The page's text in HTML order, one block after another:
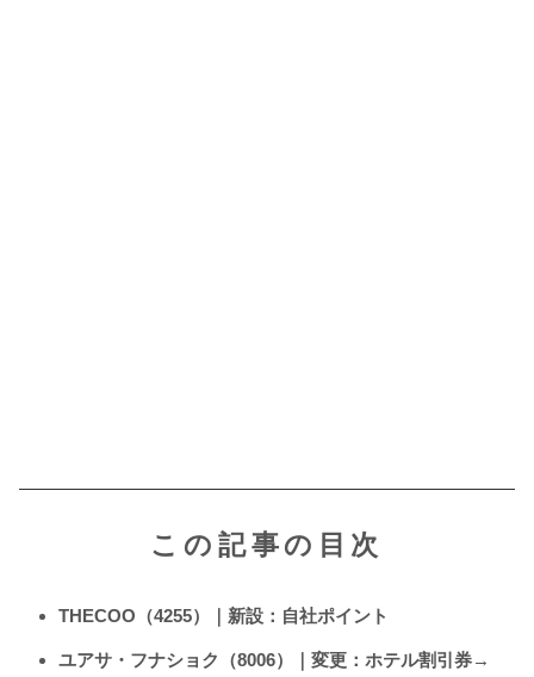
この記事の目次
THECOO（4255）｜新設：自社ポイント
ユアサ・フナショク（8006）｜変更：ホテル割引券→